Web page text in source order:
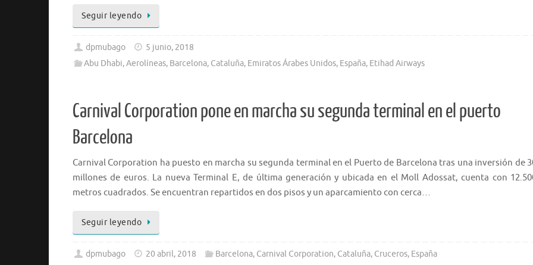
Seguir leyendo
dpmubago
5 junio, 2018
Abu Dhabi,Aerolíneas, Barcelona, Cataluña, Emiratos Árabes Unidos, España, Etihad Airways
Carnival Corporation pone en marcha su segunda terminal en el puerto
Barcelona
Carnival Corporation ha puesto en marcha su segunda terminal en el Puerto de Barcelona tras una inversión de
millones de euros. La nueva Terminal E, de última generación y ubicada en el Moll Adossat, cuenta con
metros cuadrados. Se encuentran repartidos en dos pisos y un aparcamiento con cerca…
Seguir leyendo
dpmubago 20 abril, 2018 Barcelona, Carnival Corporation, Cataluña, Cruceros, España